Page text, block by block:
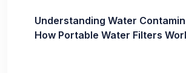
Understanding Water
How Portable Water Filters